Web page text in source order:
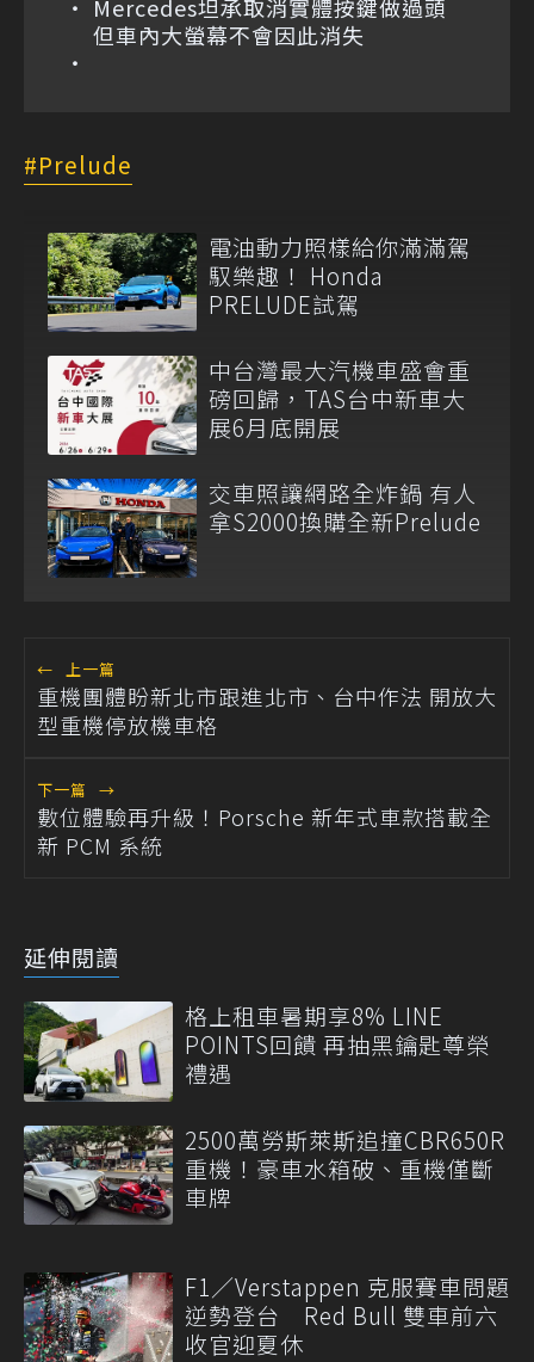
Mercedes坦承取消實體按鍵做過頭
但車內大螢幕不會因此消失
Prelude
電油動力照樣給你滿滿駕
馭樂趣！ Honda
PRELUDE試駕
中台灣最大汽機車盛會重
磅回歸，TAS台中新車大
展6月底開展
交車照讓網路全炸鍋 有人
拿S2000換購全新Prelude
← 上一篇
重機團體盼新北市跟進北市、台中作法 開放大
型重機停放機車格
下一篇 →
數位體驗再升級！Porsche 新年式車款搭載全
新 PCM 系統
延伸閱讀
格上租車暑期享8% LINE
POINTS回饋 再抽黑鑰匙尊榮
禮遇
2500萬勞斯萊斯追撞CBR650R
重機！豪車水箱破、重機僅斷
車牌
F1／Verstappen 克服賽車問題
逆勢登台 Red Bull 雙車前六
收官迎夏休